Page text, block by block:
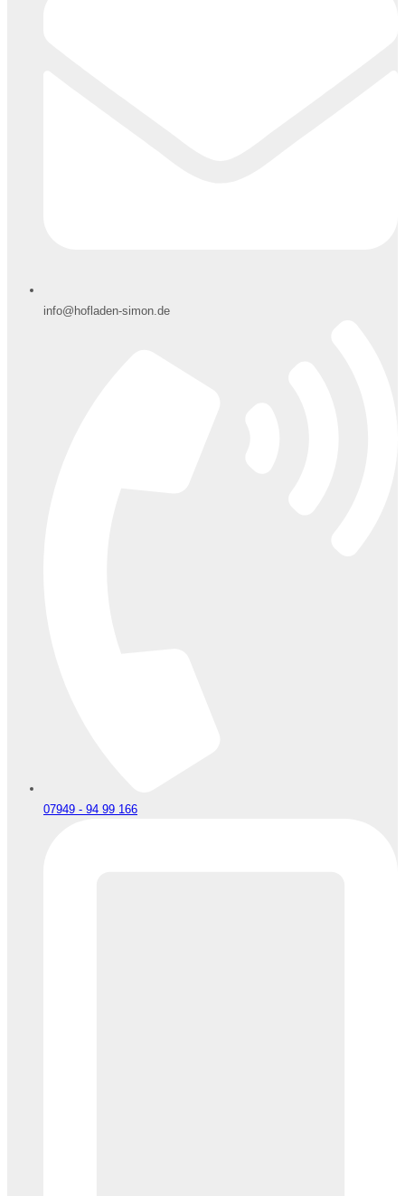
info@hofladen-simon.de
07949 - 94 99 166